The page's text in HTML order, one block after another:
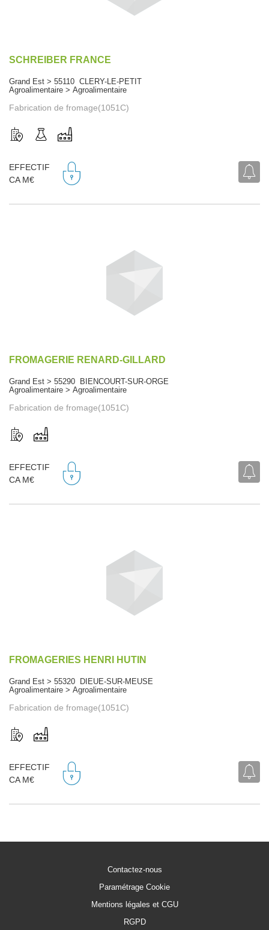
SCHREIBER FRANCE
Grand Est > 55110 CLERY-LE-PETIT
Agroalimentaire > Agroalimentaire
Fabrication de fromage(1051C)
EFFECTIF
CA M€
FROMAGERIE RENARD-GILLARD
Grand Est > 55290 BIENCOURT-SUR-ORGE
Agroalimentaire > Agroalimentaire
Fabrication de fromage(1051C)
EFFECTIF
CA M€
FROMAGERIES HENRI HUTIN
Grand Est > 55320 DIEUE-SUR-MEUSE
Agroalimentaire > Agroalimentaire
Fabrication de fromage(1051C)
EFFECTIF
CA M€
Contactez-nous
Paramétrage Cookie
Mentions légales et CGU
RGPD